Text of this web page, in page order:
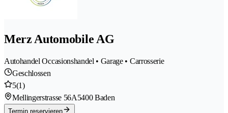
Merz Automobile AG
Autohandel Occasionshandel • Garage • Carrosserie
Geschlossen
5(1)
Mellingerstrasse 56A5400 Baden
Termin reservieren